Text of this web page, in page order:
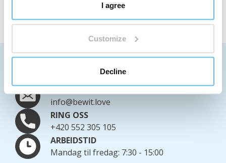
I agree
Customize
Decline
Mer informasjon om transport
SKRIV TIL OSS
info@bewit.love
RING OSS
+420 552 305 105
ARBEIDSTID
Mandag til fredag: 7:30 - 15:00